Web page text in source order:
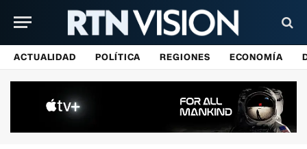
ACTUALIDAD POLÍTICA REGIONES ECONOMÍA